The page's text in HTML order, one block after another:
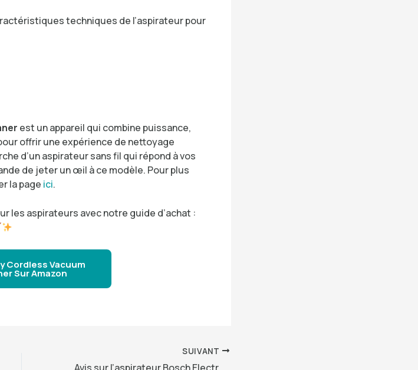
techniques de l’aspirateur pour
est un appareil qui combine puissance,
offrir une expérience de nettoyage
d’un aspirateur sans fil qui répond à vos
de jeter un œil à ce modèle. Pour plus
la page ici.
les aspirateurs avec notre guide d’achat :
Cordless Vacuum
Sur Amazon
SUIVANT